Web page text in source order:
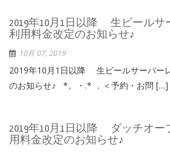
2019年10月1日以降 生ビール
利用料金改定のお知らせ♪
10月 07, 2019
2019年10月1日以降 生ビールサーバー
のお知らせ♪ *。・.* ．＜予約・お問 […]
2019年10月1日以降 ダッチオ
用料金改定のお知らせ♪